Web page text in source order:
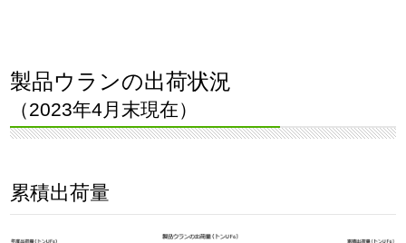
製品ウランの出荷状況
（2023年4月末現在）
累積出荷量